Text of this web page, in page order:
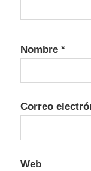
Nombre *
Correo
Web